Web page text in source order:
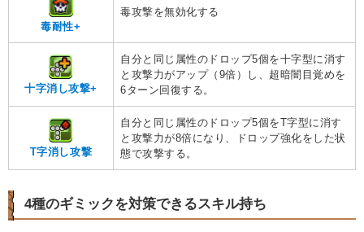
毒耐性+
毒攻撃を無効化する
十字消し攻撃+
自分と同じ属性のドロップ5個を十字型に消す
と攻撃力がアップ（9倍）し、超暗闇目覚めを
6ターン回復する。
T字消し攻撃
自分と同じ属性のドロップ5個をT字型に消す
と攻撃力が8倍になり、ドロップ強化をした状
態で攻撃する。
4種のギミックを対策できるスキル持ち